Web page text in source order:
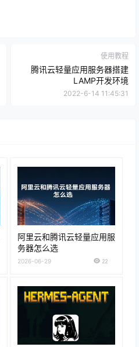
使用教程
腾讯云轻量应用服务器搭建
LAMP开发环境
2022-6-14 11:45:31
阿里云和腾讯云轻量应用服
务器怎么选
2026-06-29 22